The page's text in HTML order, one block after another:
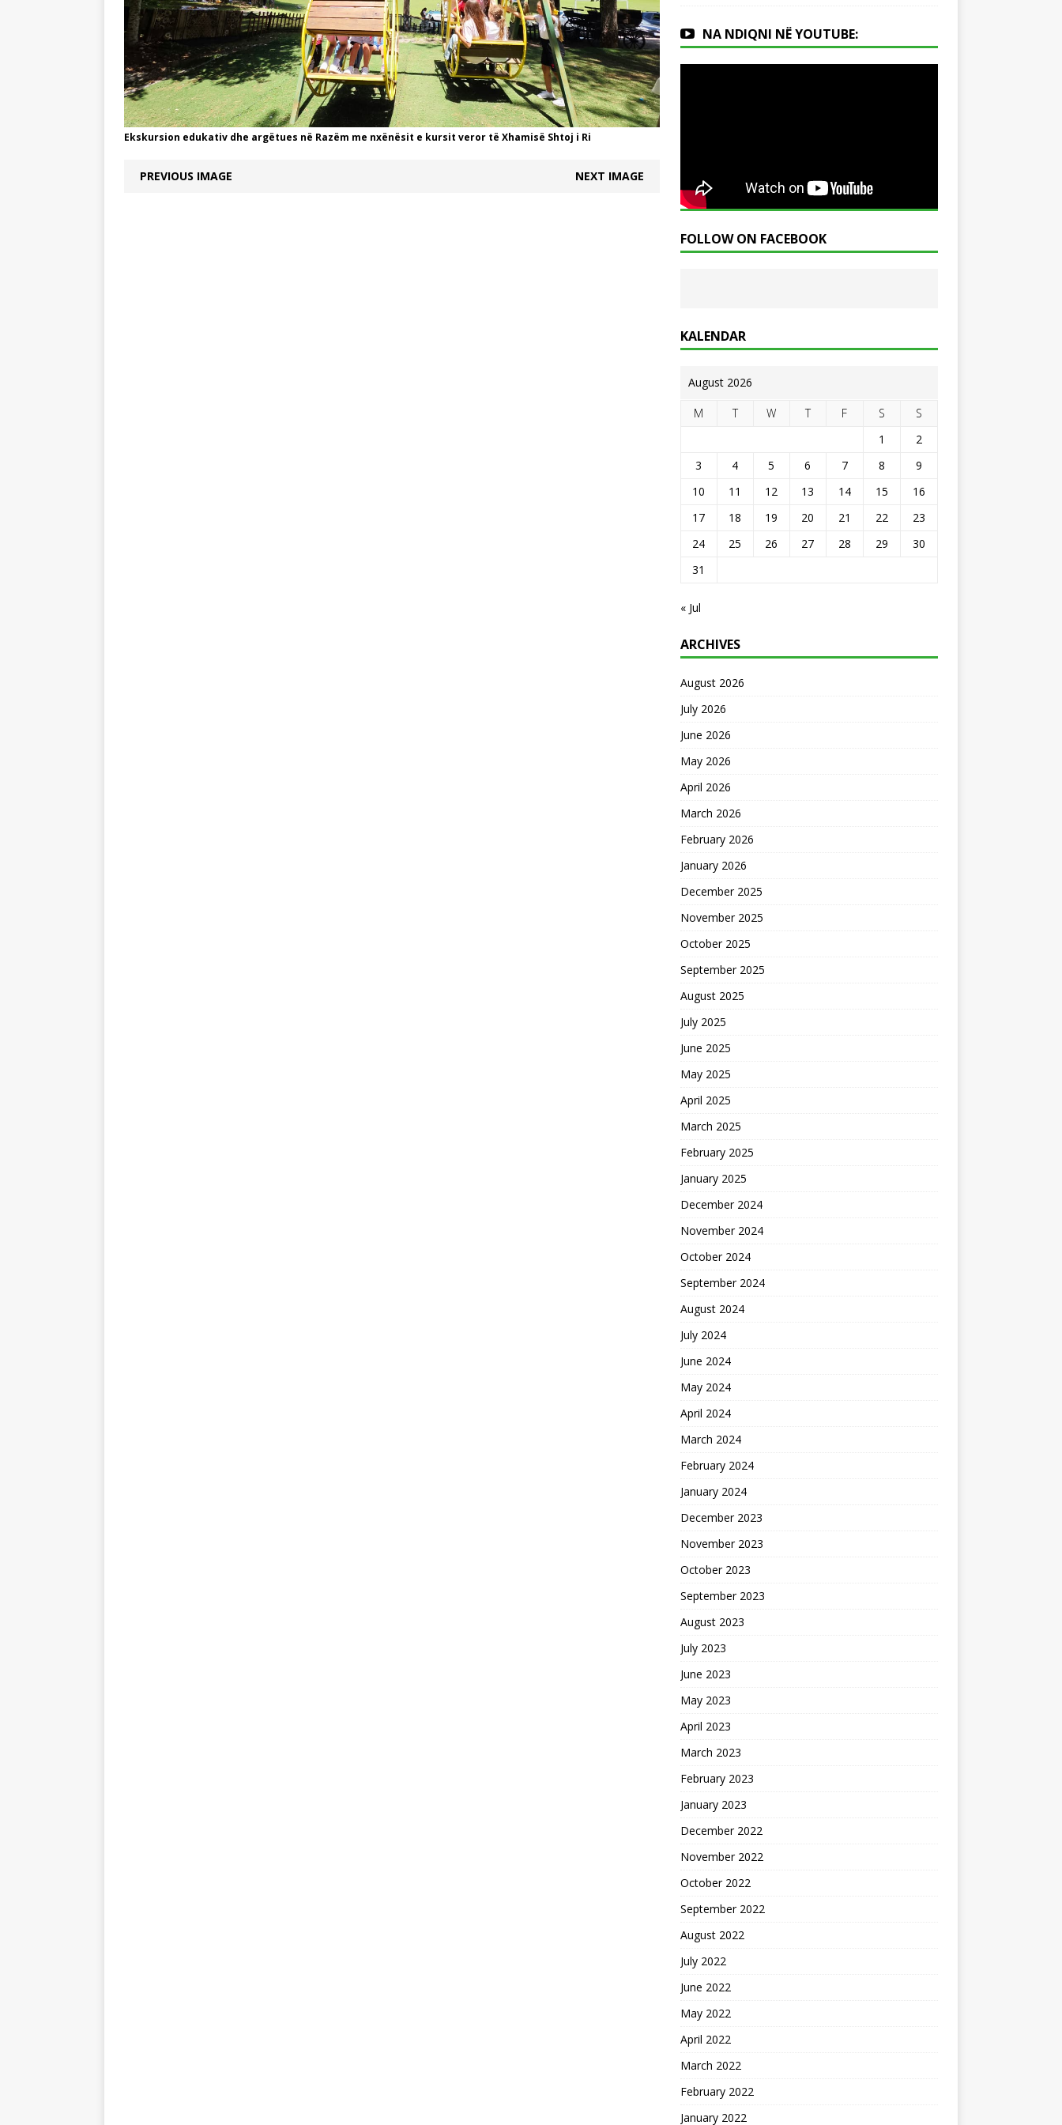
Ekskursion edukativ dhe argëtues në Razëm me nxënësit e kursit veror të Xhamisë Shtoj i Ri
PREVIOUS IMAGE NEXT IMAGE
NA NDIQNI NË YOUTUBE:
FOLLOW ON FACEBOOK
KALENDAR
August 2026
M T W T F S
S
1
2
3
4 5 6 7 8
9
10
11 12 13 14 15
16
17
18 19 20 21 22
23
24
25 26 27 28 29
30
31
« Jul
ARCHIVES
August 2026
July 2026
June 2026
May 2026
April 2026
March 2026
February 2026
January 2026
December 2025
November 2025
October 2025
September 2025
August 2025
July 2025
June 2025
May 2025
April 2025
March 2025
February 2025
January 2025
December 2024
November 2024
October 2024
September 2024
August 2024
July 2024
June 2024
May 2024
April 2024
March 2024
February 2024
January 2024
December 2023
November 2023
October 2023
September 2023
August 2023
July 2023
June 2023
May 2023
April 2023
March 2023
February 2023
January 2023
December 2022
November 2022
October 2022
September 2022
August 2022
July 2022
June 2022
May 2022
April 2022
March 2022
February 2022
January 2022